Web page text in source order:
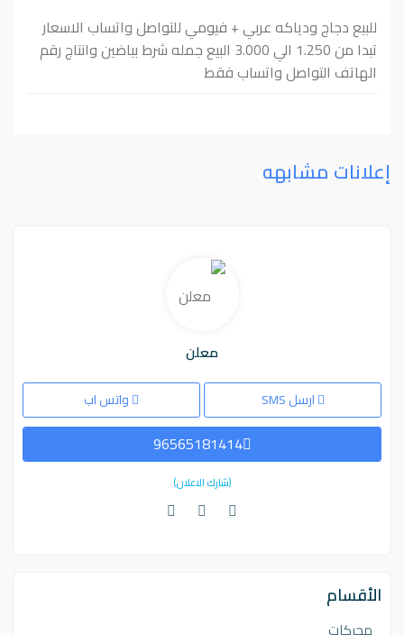
للبيع دجاج ودياكه عربي + فيومي للتواصل واتساب الاسعار
تبدا من 1.250 الي 3.000 البيع جمله شرط بياضين وانتاج رقم
الهاتف التواصل واتساب فقط
إعلانات مشابهه
معلن
ارسل SMS واتس اب
96565181414
(شارك الاعلان)
الأقسام
محركات